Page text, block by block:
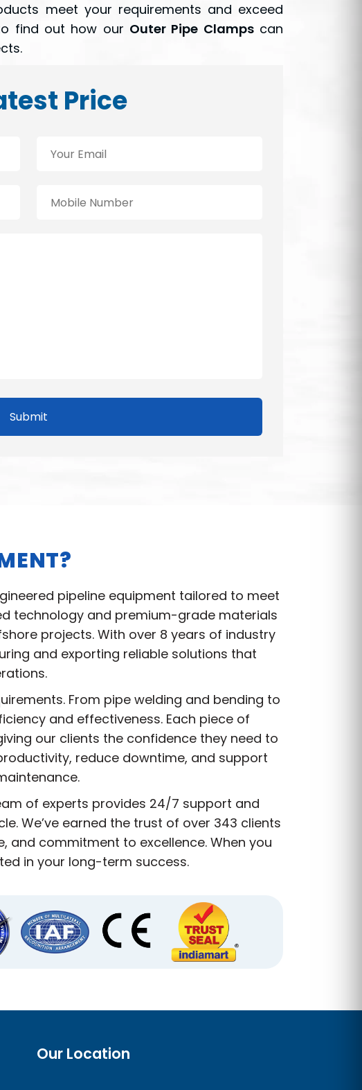
meet your requirements and exceed
find out how our Outer Pipe Clampscan
Price
Submit
pipeline equipment tailored to meet
technology and premium-grade materials
projects. With over 8 years of industry
and exporting reliable solutions that
From pipe welding and bending to
and effectiveness. Each piece of
our clients the confidence they need to
reduce downtime, and support
of experts provides 24/7 support and
We’ve earned the trust of over 343 clients
commitment to excellence. When you
in your long-term success.
Our Location